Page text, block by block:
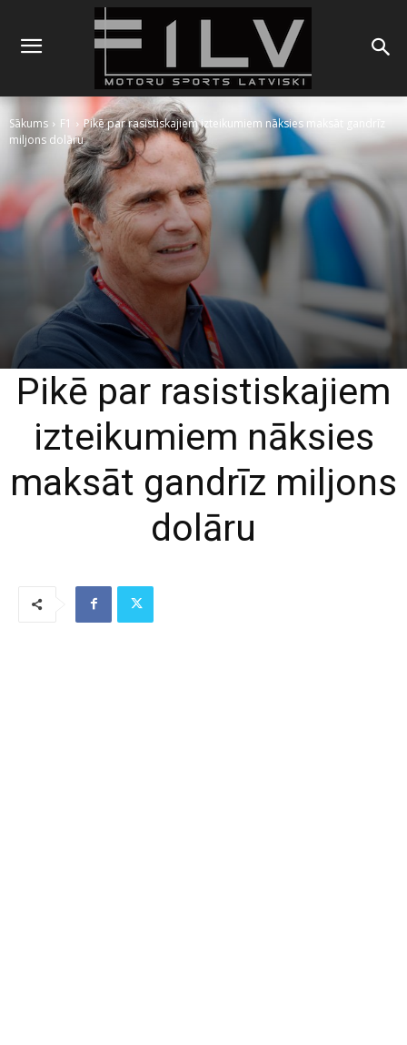
Sākums F1
Pikē par rasistiskajiem izteikumiem nāksies maksāt gandrīz
miljons dolāru
Pikē par rasistiskajiem
izteikumiem nāksies
maksāt gandrīz miljons
dolāru